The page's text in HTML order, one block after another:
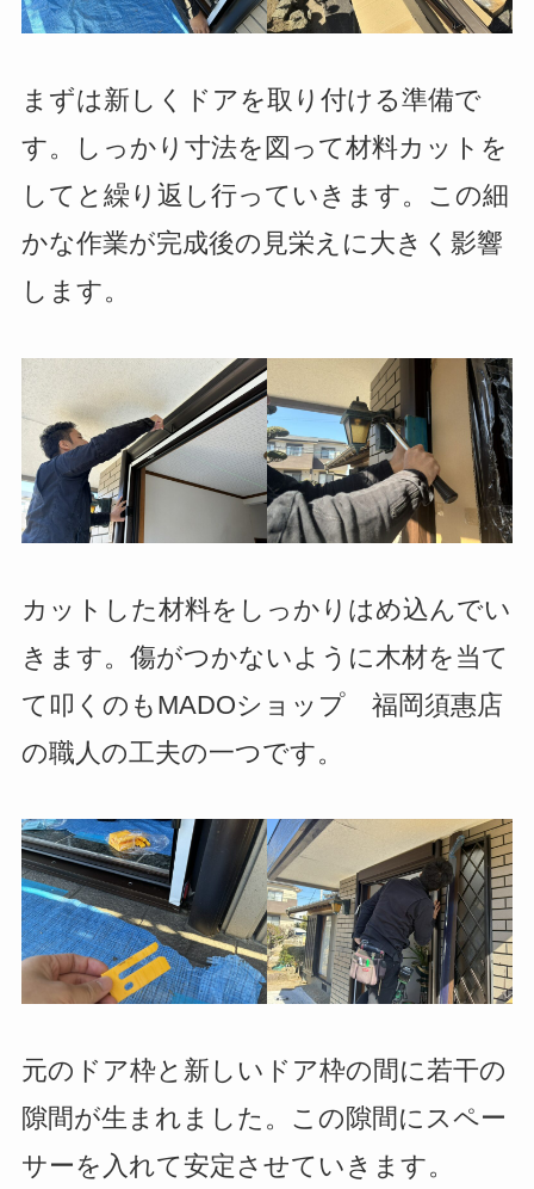
まずは新しくドアを取り付ける準備で
す。しっかり寸法を図って材料カットを
してと繰り返し行っていきます。この細
かな作業が完成後の見栄えに大きく影響
します。
カットした材料をしっかりはめ込んでい
きます。傷がつかないように木材を当て
て叩くのもMADOショップ 福岡須惠店
の職人の工夫の一つです。
元のドア枠と新しいドア枠の間に若干の
隙間が生まれました。この隙間にスペー
サーを入れて安定させていきます。